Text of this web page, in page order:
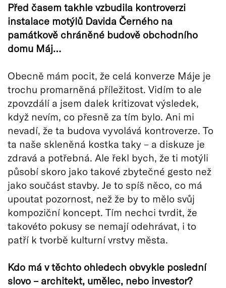
Před časem takhle vzbudila kontroverzi
instalace motýlů Davida Černého na
památkově chráněné budově obchodního
domu Máj…
Obecně mám pocit, že celá konverze Máje je
trochu promarněná příležitost. Vidím to ale
zpovzdálí a jsem dalek kritizovat výsledek,
když nevím, co přesně za tím bylo. Ani mi
nevadí, že ta budova vyvolává kontroverze. To
ta naše skleněná kostka taky – a diskuze je
zdravá a potřebná. Ale řekl bych, že ti motýli
působí skoro jako takové zbytečné gesto než
jako součást stavby. Je to spíš něco, co má
upoutat pozornost, než že by to mělo svůj
kompoziční koncept. Tím nechci tvrdit, že
takovéto pokusy se nemají odehrávat, i to
patří k tvorbě kulturní vrstvy města.
Kdo má v těchto ohledech obvykle poslední
slovo – architekt, umělec, nebo investor?